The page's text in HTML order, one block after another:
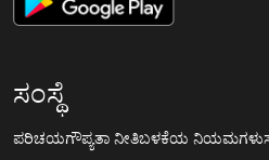
ಸಂಸ್ಥೆ
ಪರಿಚಯಗೌಪ್ಯತಾ ನೀತಿಬಳಕೆಯ ನಿಯಮಗಳು